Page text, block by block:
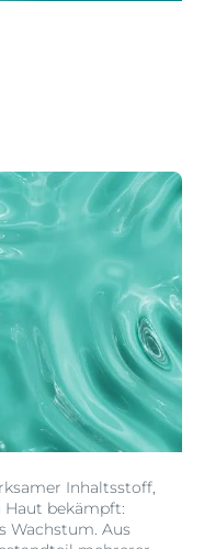
Inhaltsstoff,
bekämpft:
Wachstum. Aus